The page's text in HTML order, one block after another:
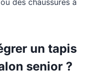
un tapis
senior ?